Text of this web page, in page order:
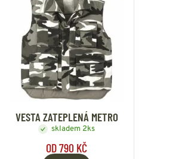
VESTA ZATEPLENÁ METRO
skladem 2ks
OD 790 KČ